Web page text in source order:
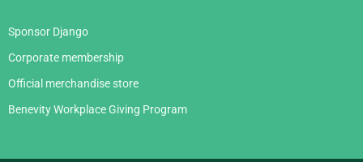
Sponsor Django
Corporate membership
Official merchandise store
Benevity Workplace Giving Program